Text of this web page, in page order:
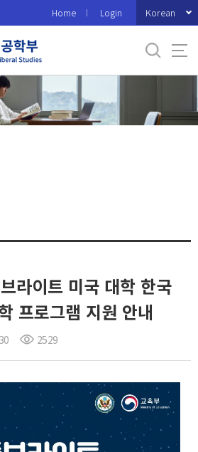
Home Login Korean
라이트 미국 대학 한국
프로그램 지원 안내
2529